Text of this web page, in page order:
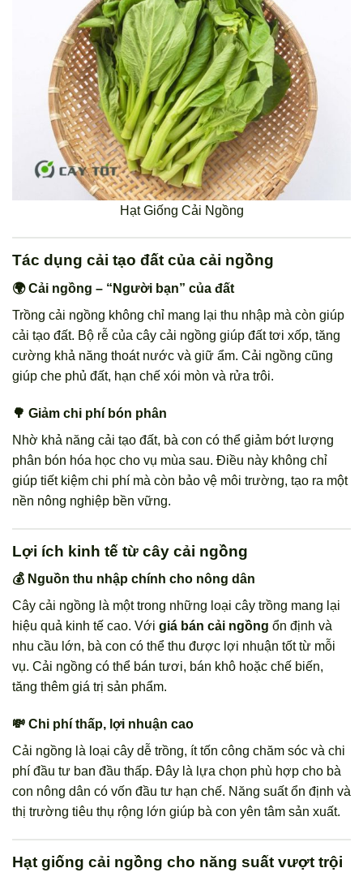
Hạt Giống Cải Ngồng
Tác dụng cải tạo đất của cải ngồng
🌍 Cải ngồng – “Người bạn” của đất
Trồng cải ngồng không chỉ mang lại thu nhập mà còn giúp
cải tạo đất. Bộ rễ của cây cải ngồng giúp đất tơi xốp, tăng
cường khả năng thoát nước và giữ ẩm. Cải ngồng cũng
giúp che phủ đất, hạn chế xói mòn và rửa trôi.
🌳 Giảm chi phí bón phân
Nhờ khả năng cải tạo đất, bà con có thể giảm bớt lượng
phân bón hóa học cho vụ mùa sau. Điều này không chỉ
giúp tiết kiệm chi phí mà còn bảo vệ môi trường, tạo ra một
nền nông nghiệp bền vững.
Lợi ích kinh tế từ cây cải ngồng
💰 Nguồn thu nhập chính cho nông dân
Cây cải ngồng là một trong những loại cây trồng mang lại
hiệu quả kinh tế cao. Với giá bán cải ngồng ổn định và
nhu cầu lớn, bà con có thể thu được lợi nhuận tốt từ mỗi
vụ. Cải ngồng có thể bán tươi, bán khô hoặc chế biến,
tăng thêm giá trị sản phẩm.
💸 Chi phí thấp, lợi nhuận cao
Cải ngồng là loại cây dễ trồng, ít tốn công chăm sóc và chi
phí đầu tư ban đầu thấp. Đây là lựa chọn phù hợp cho bà
con nông dân có vốn đầu tư hạn chế. Năng suất ổn định và
thị trường tiêu thụ rộng lớn giúp bà con yên tâm sản xuất.
Hạt giống cải ngồng cho năng suất vượt trội